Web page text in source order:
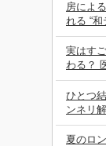
房によ
れる “
実はす
わる？
ひとつ
ンネリ
夏のロ